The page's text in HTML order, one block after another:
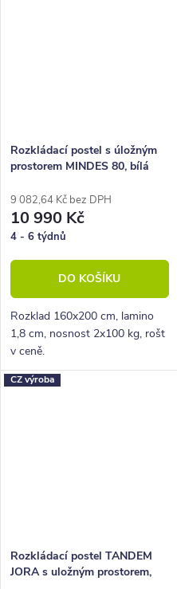
Rozkládací postel s úložným
prostorem MINDES 80, bílá
9 082,64 Kč bez DPH
10 990 Kč
4 - 6 týdnů
DO KOŠÍKU
Rozklad 160x200 cm, lamino
1,8 cm, nosnost 2x100 kg, rošt
v ceně.
CZ výroba
Rozkládací postel TANDEM
JORA s uložným prostorem,